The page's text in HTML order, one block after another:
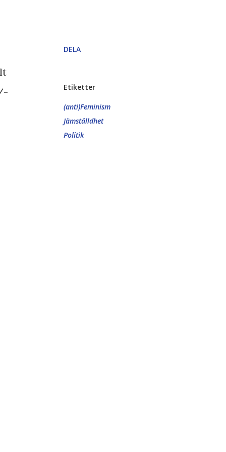
DELA
Etiketter
(anti)Feminism
Jämställdhet
Politik